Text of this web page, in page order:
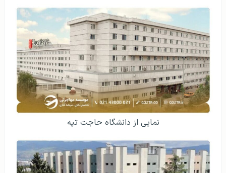
نمایی از دانشگاه حاجت تپه